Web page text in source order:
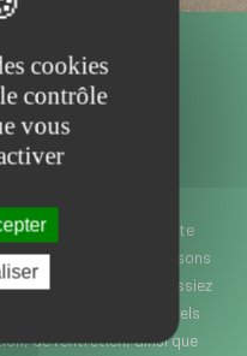
à
Somain près de Douai
spécialisée dans la vente
Nous vous proposons
pour que vous puissiez
pied. Nos professionnels
de l'entretien, ainsi que
cookies
contrôle
vous